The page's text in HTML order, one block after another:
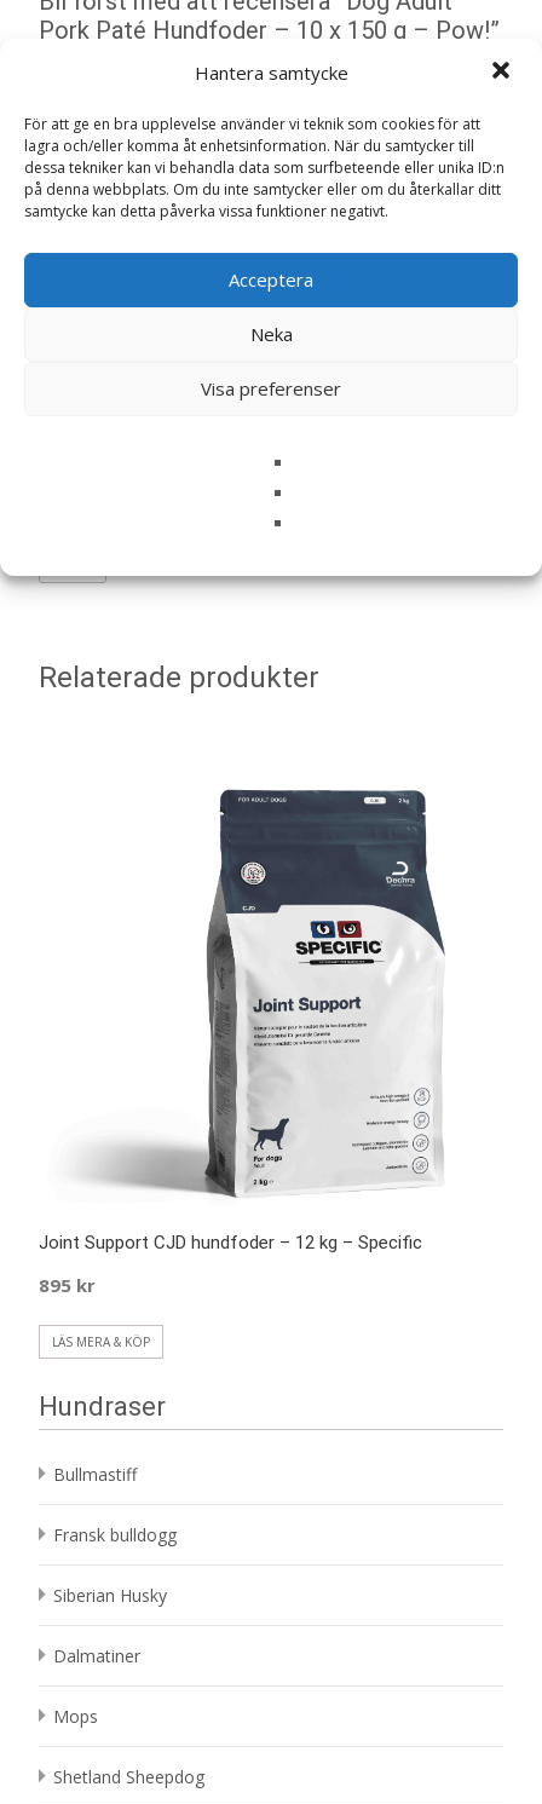
Hantera samtycke
För att ge en bra upplevelse använder vi teknik som cookies för att
lagra och/eller komma åt enhetsinformation. När du samtycker till
dessa tekniker kan vi behandla data som surfbeteende eller unika ID:n
på denna webbplats. Om du inte samtycker eller om du återkallar ditt
samtycke kan detta påverka vissa funktioner negativt.
Acceptera
Neka
Visa preferenser
Pork Paté Hundfoder – 10 x 150 g – Pow!”
Obligatoriska fält
Ditt betyg*
Din recension*
Spara mitt namn, min e-postadress och webbplats i
denna webbläsare till nästa gång jag skriver en
Relaterade produkter
Joint Support CJD hundfoder – 12 kg – Specific
895 kr
LÄS MERA & KÖP
Hundraser
Bullmastiff
Fransk bulldogg
Siberian Husky
Dalmatiner
Mops
Shetland Sheepdog